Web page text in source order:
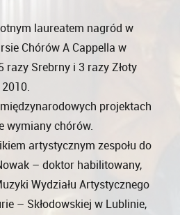
laureatem nagród w
Chórów A Cappella w
razy Srebrny i 3 razy Złoty
projektach
wymiany chórów.
artystycznym zespołu do
– doktor habilitowany,
Wydziału Artystycznego
– Skłodowskiej w Lublinie,